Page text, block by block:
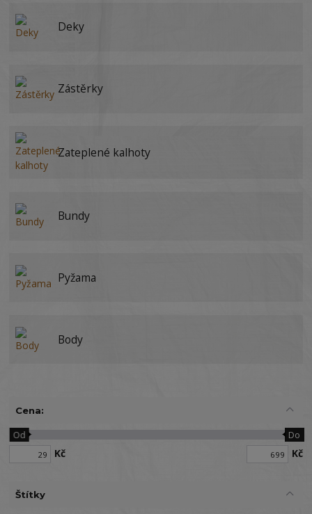
Deky
Zástěrky
Zateplené kalhoty
Bundy
Pyžama
Body
Cena:
Kč
Od Do
Kč
Štítky